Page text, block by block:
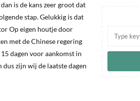
is de kans zeer groot dat
stap. Gelukkig is dat
Op eigen houtje door
met de Chinese regering
dagen voor aankomst in
zijn wij de laatste dagen